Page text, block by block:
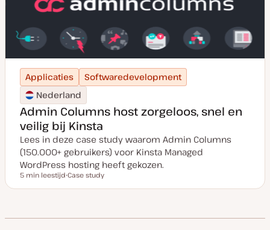
Applicaties
Softwaredevelopment
Nederland
Admin Columns host zorgeloos, snel en
veilig bij Kinsta
Lees in deze case study waarom Admin Columns
(150.000+ gebruikers) voor Kinsta Managed
WordPress hosting heeft gekozen.
Leestijd
5 min leestijd
o
y
Case study